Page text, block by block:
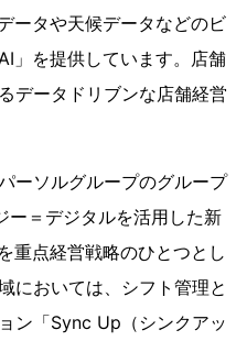
ータや天候データなどのビ
」を提供しています。店舗
データドリブンな店舗経営
ーソルグループのグループ
ー＝デジタルを活用した新
重点経営戦略のひとつとし
においては、シフト管理と
ン「Sync Up（シンクアッ